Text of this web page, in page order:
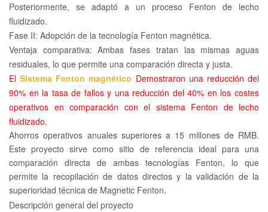
Posteriormente, se adaptó a un proceso Fenton de lecho
fluidizado.
Fase II: Adopción de la tecnología Fenton magnética.
Ventaja comparativa: Ambas fases tratan las mismas aguas
residuales, lo que permite una comparación directa y justa.
ElSistema Fenton magnético Demostraron una reducción del
90% en la tasa de fallos y una reducción del 40% en los costes
operativos en comparación con el sistema Fenton de lecho
fluidizado.
Ahorros operativos anuales superiores a 15 millones de RMB.
Este proyecto sirve como sitio de referencia ideal para una
comparación directa de ambas tecnologías Fenton, lo que
permite la recopilación de datos directos y la validación de la
superioridad técnica de Magnetic Fenton.
Descripción general del proyecto